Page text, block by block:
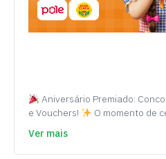
Aniversário Premiado:
e Vouchers!
O momento de
Ver mais